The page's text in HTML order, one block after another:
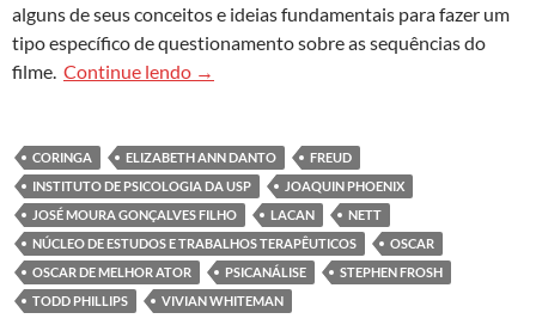
alguns de seus conceitos e ideias fundamentais para fazer um
tipo específico de questionamento sobre as sequências do
filme. Continue lendo A quem interessa manter populações
→
CORINGA ELIZABETH ANN DANTO
FREUD
INSTITUTO DE PSICOLOGIA DA USP
JOAQUIN PHOENIX
JOSÉ MOURA GONÇALVES FILHO
LACAN
NETT
NÚCLEO DE ESTUDOS E TRABALHOS TERAPÊUTICOS
OSCAR
OSCAR DE MELHOR ATOR
PSICANÁLISE
STEPHEN FROSH
TODD PHILLIPS
VIVIAN WHITEMAN